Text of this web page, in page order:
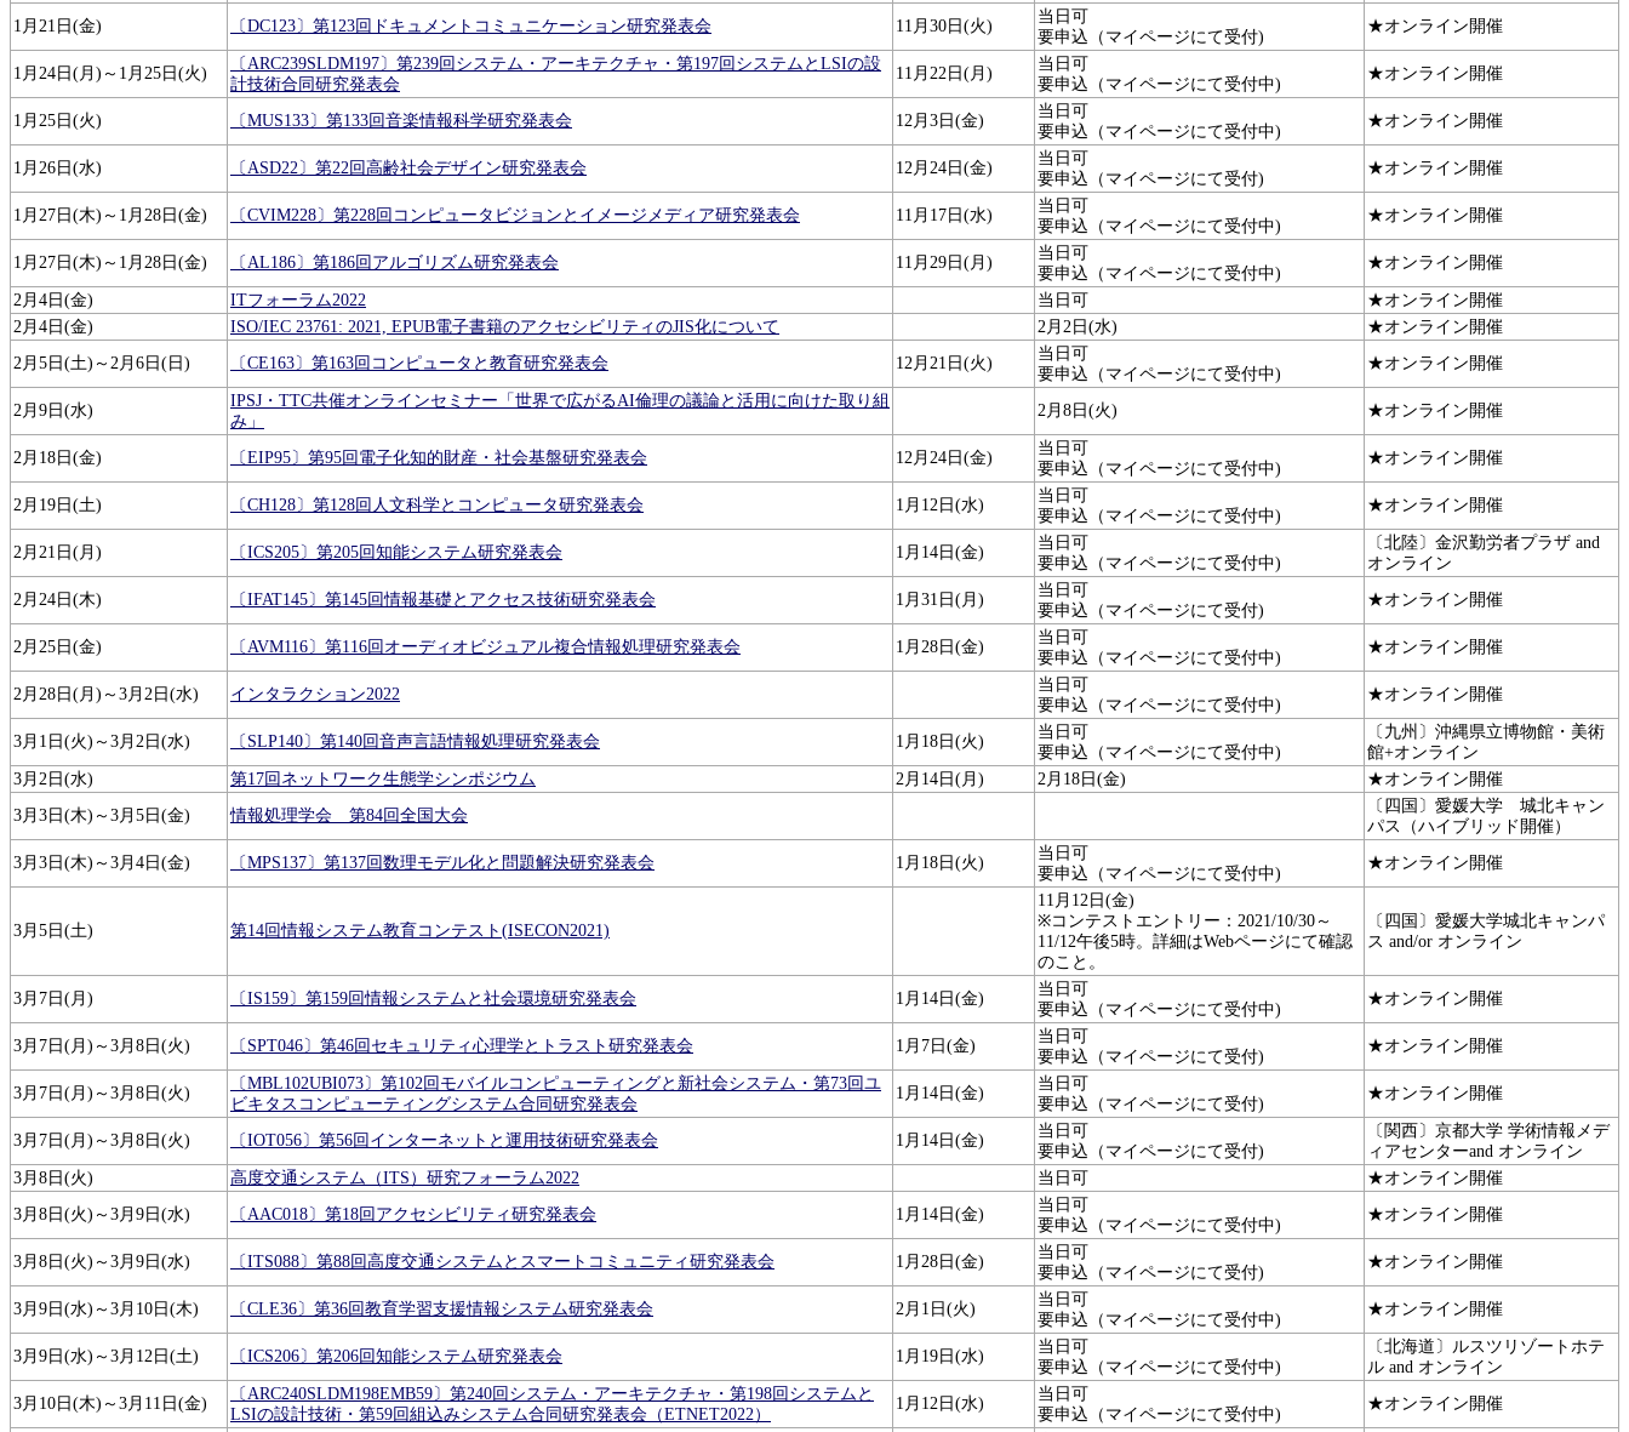
1月21日(金) 〔DC123〕第123回ドキュメントコミュニケーション研究発表会 11月30日(火)
当日可
要申込（マイページにて受付)
★オンライン開催
1月24日(月)～1月25日(火)
〔ARC239SLDM197〕第239回システム・アーキテクチャ・第197回システムとLSIの設
計技術合同研究発表会
11月22日(月)
当日可
要申込（マイページにて受付中)
★オンライン開催
1月25日(火) 〔MUS133〕第133回音楽情報科学研究発表会 12月3日(金)
当日可
要申込（マイページにて受付中)
★オンライン開催
1月26日(水) 〔ASD22〕第22回高齢社会デザイン研究発表会 12月24日(金)
当日可
要申込（マイページにて受付)
★オンライン開催
1月27日(木)～1月28日(金) 〔CVIM228〕第228回コンピュータビジョンとイメージメディア研究発表会 11月17日(水)
当日可
要申込（マイページにて受付中)
★オンライン開催
1月27日(木)～1月28日(金) 〔AL186〕第186回アルゴリズム研究発表会 11月29日(月)
当日可
要申込（マイページにて受付中)
★オンライン開催
2月4日(金) ITフォーラム2022 当日可
★オンライン開催
2月4日(金)
ISO/IEC 23761: 2021, EPUB電子書籍のアクセシビリティのJIS化について 2月2日(水)
★オンライン開催
2月5日(土)～2月6日(日)
〔CE163〕第163回コンピュータと教育研究発表会 12月21日(火)
当日可
要申込（マイページにて受付中)
★オンライン開催
2月9日(水)
IPSJ・TTC共催オンラインセミナー「世界で広がるAI倫理の議論と活用に向けた取り組
み」
2月8日(火) ★オンライン開催
2月18日(金) 〔EIP95〕第95回電子化知的財産・社会基盤研究発表会 12月24日(金)
当日可
要申込（マイページにて受付中)
★オンライン開催
2月19日(土) 〔CH128〕第128回人文科学とコンピュータ研究発表会 1月12日(水)
当日可
要申込（マイページにて受付中)
★オンライン開催
2月21日(月) 〔ICS205〕第205回知能システム研究発表会 1月14日(金)
当日可
要申込（マイページにて受付中)
〔北陸〕金沢勤労者プラザ and
オンライン
2月24日(木)
〔IFAT145〕第145回情報基礎とアクセス技術研究発表会 1月31日(月)
当日可
要申込（マイページにて受付)
★オンライン開催
2月25日(金) 〔AVM116〕第116回オーディオビジュアル複合情報処理研究発表会 1月28日(金)
当日可
要申込（マイページにて受付中)
★オンライン開催
2月28日(月)～3月2日(水) インタラクション2022
当日可
要申込（マイページにて受付中)
★オンライン開催
3月1日(火)～3月2日(水) 〔SLP140〕第140回音声言語情報処理研究発表会 1月18日(火)
当日可
要申込（マイページにて受付中)
〔九州〕沖縄県立博物館・美術
館+オンライン
3月2日(水)
第17回ネットワーク生態学シンポジウム 2月14日(月) 2月18日(金)
★オンライン開催
3月3日(木)～3月5日(金)
情報処理学会 第84回全国大会
〔四国〕愛媛大学 城北キャン
パス（ハイブリッド開催）
3月3日(木)～3月4日(金)
〔MPS137〕第137回数理モデル化と問題解決研究発表会 1月18日(火)
当日可
要申込（マイページにて受付中)
★オンライン開催
3月5日(土) 第14回情報システム教育コンテスト(ISECON2021)
11月12日(金)
※コンテストエントリー：2021/10/30～
11/12午後5時。詳細はWebページにて確認
のこと。
〔四国〕愛媛大学城北キャンパ
ス and/or オンライン
3月7日(月) 〔IS159〕第159回情報システムと社会環境研究発表会 1月14日(金)
当日可
要申込（マイページにて受付中)
★オンライン開催
3月7日(月)～3月8日(火) 〔SPT046〕第46回セキュリティ心理学とトラスト研究発表会 1月7日(金)
当日可
要申込（マイページにて受付)
★オンライン開催
3月7日(月)～3月8日(火)
〔MBL102UBI073〕第102回モバイルコンピューティングと新社会システム・第73回ユ
ビキタスコンピューティングシステム合同研究発表会
1月14日(金)
当日可
要申込（マイページにて受付)
★オンライン開催
3月7日(月)～3月8日(火) 〔IOT056〕第56回インターネットと運用技術研究発表会 1月14日(金)
当日可
要申込（マイページにて受付)
〔関西〕京都大学 学術情報メデ
ィアセンターand オンライン
3月8日(火)
高度交通システム（ITS）研究フォーラム2022 当日可
★オンライン開催
3月8日(火)～3月9日(水)
〔AAC018〕第18回アクセシビリティ研究発表会 1月14日(金)
当日可
要申込（マイページにて受付中)
★オンライン開催
3月8日(火)～3月9日(水) 〔ITS088〕第88回高度交通システムとスマートコミュニティ研究発表会 1月28日(金)
当日可
要申込（マイページにて受付)
★オンライン開催
3月9日(水)～3月10日(木) 〔CLE36〕第36回教育学習支援情報システム研究発表会 2月1日(火)
当日可
要申込（マイページにて受付中)
★オンライン開催
3月9日(水)～3月12日(土) 〔ICS206〕第206回知能システム研究発表会 1月19日(水)
当日可
要申込（マイページにて受付中)
〔北海道〕ルスツリゾートホテ
ル and オンライン
3月10日(木)～3月11日(金)
〔ARC240SLDM198EMB59〕第240回システム・アーキテクチャ・第198回システムと
LSIの設計技術・第59回組込みシステム合同研究発表会（ETNET2022）
1月12日(水)
当日可
要申込（マイページにて受付中)
★オンライン開催